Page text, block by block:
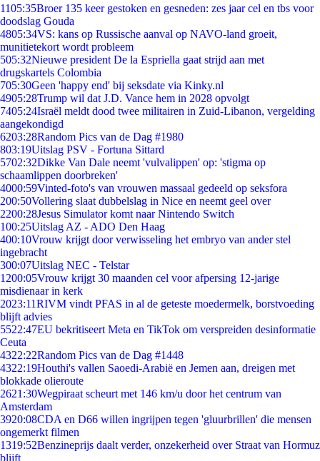
1105:35Broer 135 keer gestoken en gesneden: zes jaar cel en tbs voor
doodslag Gouda
4805:34VS: kans op Russische aanval op NAVO-land groeit,
munitietekort wordt probleem
505:32Nieuwe president De la Espriella gaat strijd aan met
drugskartels Colombia
705:30Geen 'happy end' bij seksdate via Kinky.nl
4905:28Trump wil dat J.D. Vance hem in 2028 opvolgt
7405:24Israël meldt dood twee militairen in Zuid-Libanon, vergelding
aangekondigd
6203:28Random Pics van de Dag #1980
803:19Uitslag PSV - Fortuna Sittard
5702:32Dikke Van Dale neemt 'vulvalippen' op: 'stigma op
schaamlippen doorbreken'
4000:59Vinted-foto's van vrouwen massaal gedeeld op seksfora
200:50Vollering slaat dubbelslag in Nice en neemt geel over
2200:28Jesus Simulator komt naar Nintendo Switch
100:25Uitslag AZ - ADO Den Haag
400:10Vrouw krijgt door verwisseling het embryo van ander stel
ingebracht
300:07Uitslag NEC - Telstar
1200:05Vrouw krijgt 30 maanden cel voor afpersing 12-jarige
misdienaar in kerk
2023:11RIVM vindt PFAS in al de geteste moedermelk, borstvoeding
blijft advies
5522:47EU bekritiseert Meta en TikTok om verspreiden desinformatie
Ceuta
4322:22Random Pics van de Dag #1448
4322:19Houthi's vallen Saoedi-Arabië en Jemen aan, dreigen met
blokkade olieroute
2621:30Wegpiraat scheurt met 146 km/u door het centrum van
Amsterdam
3920:08CDA en D66 willen ingrijpen tegen 'gluurbrillen' die mensen
ongemerkt filmen
1319:52Benzineprijs daalt verder, onzekerheid over Straat van Hormuz
blijft